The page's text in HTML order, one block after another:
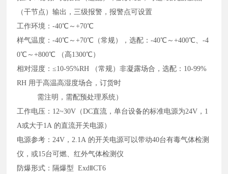
（干节点）输出，三级报警，报警点可设置
工作环境：-40℃～+70℃
样气温度：-40℃～+70℃（常规），选配：-40℃～+400℃、-4
0℃～+800℃ （高1300℃）
相对湿度：≤10-95%RH （常规）非凝露场合，选配：10-99%
RH 用于高温高湿度场合，订货时
需注明，需配预处理系统）
工作电压：12~30V（DC直流，单台设备的标准电源为24V，1
A或大于1A 的直流开关电源）
电源参考：24V，2.1A 的开关电源可以带动40台有毒气体检测
仪，或15台可燃、红外气体检测仪
防爆形式：隔爆型 ExdⅡCT6